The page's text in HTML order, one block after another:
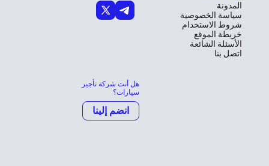
المدونة
سياسة الخصوصية
شروط الاستخدام
خريطة الموقع
الأسئلة الشائعة
اتصل بنا
هل أنت شركة تأجير
سيارات؟
انضم إلينا